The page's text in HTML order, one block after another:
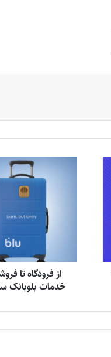
از فرودگاه تا
خدمات بلوبانک